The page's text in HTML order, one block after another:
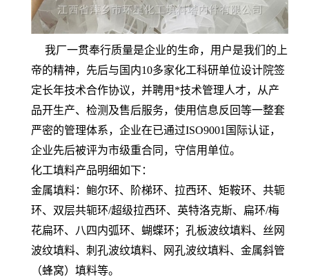
我厂一贯奉行质量是企业的生命，用户是我们的上
帝的精神，先后与国内10多家化工科研单位设计院签
定长年技术合作协议，并聘用*技术管理人才，从产
品开生产、检测及售后服务，使用信息反回等一整套
严密的管理体系，企业在已通过ISO9001国际认证，
企业先后被评为市级重合同，守信用单位。
化工填料产品明细如下：
金属填料：鲍尔环、阶梯环、拉西环、矩鞍环、共轭
环、双层共轭环/超级拉西环、英特洛克斯、扁环/梅
花扁环、八四内弧环、蝴蝶环；孔板波纹填料、丝网
波纹填料、刺孔波纹填料、网孔波纹填料、金属斜管
（蜂窝）填料等。